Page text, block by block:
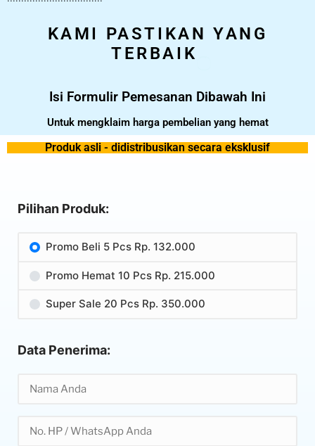
KAMI PASTIKAN YANG
TERBAIK
Isi Formulir Pemesanan Dibawah Ini
Untuk mengklaim harga pembelian yang hemat
Produk asli - didistribusikan secara eksklusif
Pilihan Produk:
Promo Beli 5 Pcs Rp. 132.000
Promo Hemat 10 Pcs Rp. 215.000
Super Sale 20 Pcs Rp. 350.000
Data Penerima: